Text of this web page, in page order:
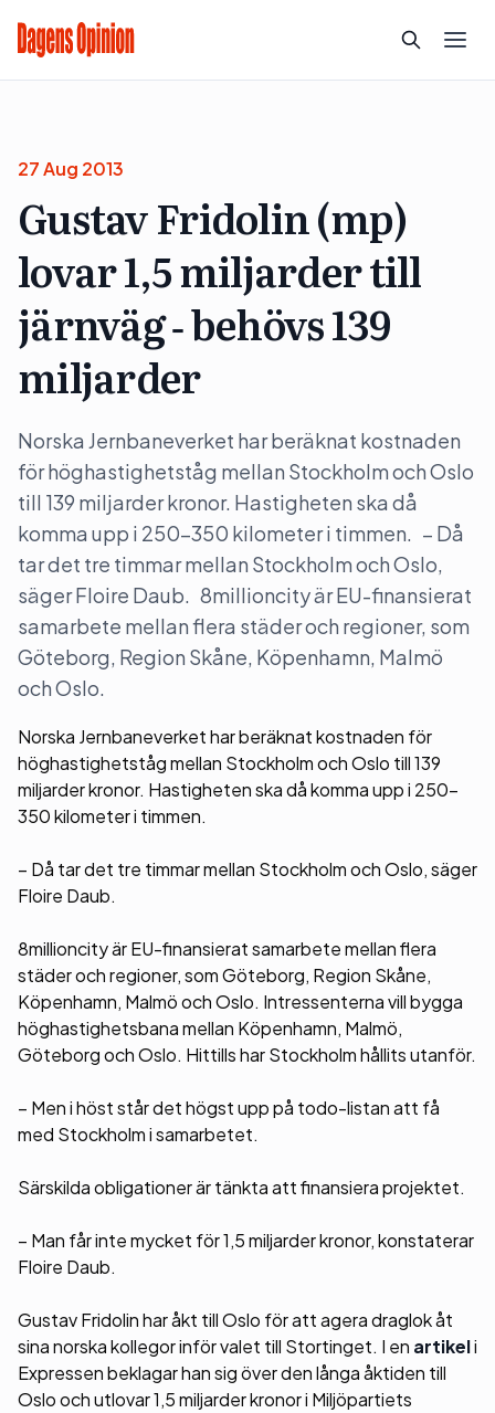
27 Aug 2013
Gustav Fridolin (mp)
lovar 1,5 miljarder till
järnväg ‑ behövs 139
miljarder
Norska Jernbaneverket har beräknat kostnaden
för höghastighetståg mellan Stockholm och Oslo
till 139 miljarder kronor. Hastigheten ska då
komma upp i 250-350 kilometer i timmen. – Då
tar det tre timmar mellan Stockholm och Oslo,
säger Floire Daub. 8millioncity är EU-finansierat
samarbete mellan flera städer och regioner, som
Göteborg, Region Skåne, Köpenhamn, Malmö
och Oslo.
Norska Jernbaneverket har beräknat kostnaden för
höghastighetståg mellan Stockholm och Oslo till 139
miljarder kronor. Hastigheten ska då komma upp i 250-
350 kilometer i timmen.
– Då tar det tre timmar mellan Stockholm och Oslo, säger
Floire Daub.
8millioncity är EU-finansierat samarbete mellan flera
städer och regioner, som Göteborg, Region Skåne,
Köpenhamn, Malmö och Oslo. Intressenterna vill bygga
höghastighetsbana mellan Köpenhamn, Malmö,
Göteborg och Oslo. Hittills har Stockholm hållits utanför.
– Men i höst står det högst upp på todo-listan att få
med Stockholm i samarbetet.
Särskilda obligationer är tänkta att finansiera projektet.
– Man får inte mycket för 1,5 miljarder kronor, konstaterar
Floire Daub.
Gustav Fridolin har åkt till Oslo för att agera draglok åt
sina norska kollegor inför valet till Stortinget. I en artikeli
Expressen beklagar han sig över den långa åktiden till
Oslo och utlovar 1,5 miljarder kronor i Miljöpartiets